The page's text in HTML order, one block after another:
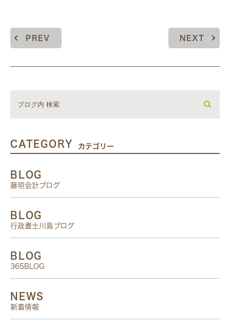
PREV NEXT
CATEGORY カテゴリー
BLOG
藤垣会計ブログ
BLOG
行政書士川島ブログ
BLOG
365BLOG
NEWS
新着情報